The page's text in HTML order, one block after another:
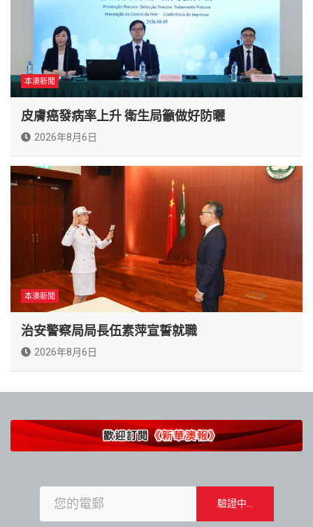
本澳新聞
皮膚癌發病率上升 衛生局籲做好防曬
2026年8月6日
本澳新聞
治安警察局局長伍素萍宣誓就職
2026年8月6日